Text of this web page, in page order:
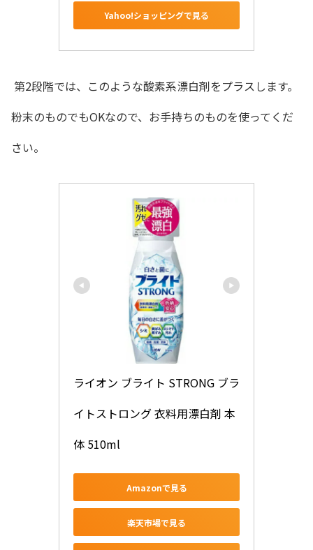
Yahoo!ショッピングで見る
第2段階では、このような酸素系漂白剤をプラスします。
粉末のものでもOKなので、お手持ちのものを使ってくだ
さい。
ライオン ブライト STRONG ブラ
イトストロング 衣料用漂白剤 本
体 510ml
Amazonで見る
楽天市場で見る